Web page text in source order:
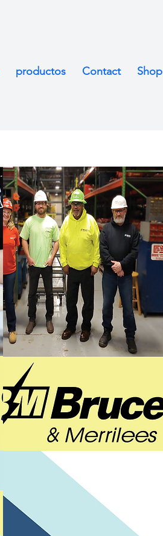
productos Contact Shop